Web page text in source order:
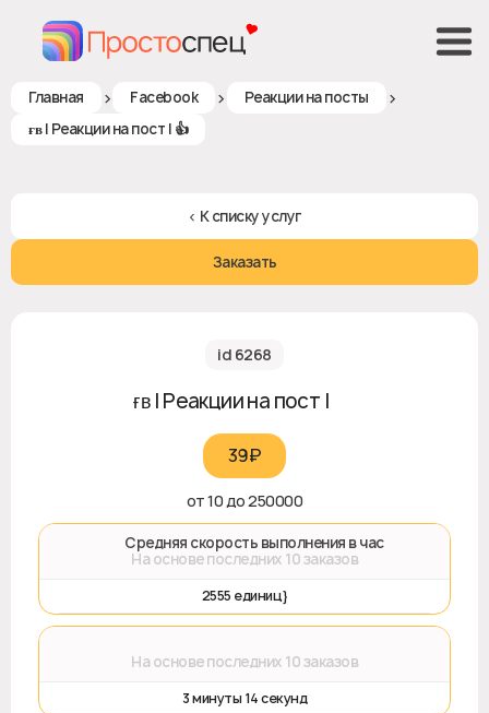
Главная > Facebook > Реакции на посты >
ғʙ | Реакции на пост | 👍
< К списку услуг
Заказать
id 6268
ғʙ | Реакции на пост | 👍
39₽‎
от 10 до 250000
🚀 Средняя скорость выполнения в час
На основе последних 10 заказов
2555 единиц}
На основе последних 10 заказов
3 минуты 14 секунд